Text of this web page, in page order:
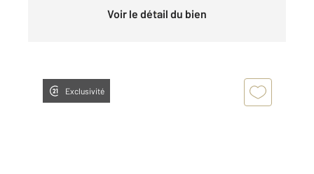
Voir le détail du bien
Exclusivité